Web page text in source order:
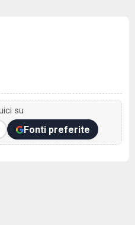
su
Fonti preferite